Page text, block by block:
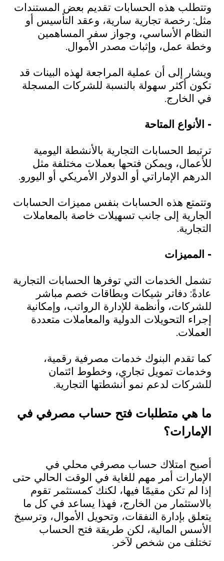
وتتطلب هذه الحسابات تقديم بعض المستندات
مثل: رخصة تجارية سارية، وعقد التأسيس أو
النظام الأساسي، وجواز سفر المساهمين
وخطة عمل، وإثبات مصدر الأموال.
ويشار إلى أن عملية المراجعة لهذه البينات قد
تكون أكثر سهولة بالنسبة للشركات المسجلة
في الخارج.
- الأنواع المتاحة
ترتبط الحسابات التجارية بالأنشطة اليومية
للأعمال، ويمكن فتحها بعملات مختلفة مثل
الدرهم الإماراتي أو الدولار الأمريكي أو اليورو.
وتتمتع هذه الحسابات بنفس مميزات الحسابات
الجارية إلى جانب تسهيلات خاصة بالمعاملات
التجارية.
- المميزات
تشمل الخدمات التي توفرها الحسابات التجارية
عادةً: دفاتر شيكات وبطاقات خصم مباشر
للشركات، وأنظمة للإدارة الرواتب، وإمكانية
إجراء التحويلات الدولية والمعاملات متعددة
العملات.
كما تقدم البنوك خدمات مصرفية رقمية،
وخدمات تمويل تجاري، وخطوط ائتمان
للشركات لدعم نمو أنشطتها التجارية.
ما هي متطلبات فتح حساب مصرفي في
الإمارات؟
أصبح امتلاك حساب مصرفي محلي في
الإمارات أمر مهم للغاية في الوقت الحالي حتى
إذا لم تكن مقيمًا فيها، لكنك كمستثمر تقوم
بالاستثمار من الخارج، فهذا يساعد في كل ما
يتعلق بإدارة النفقات، وتحويل الأموال، وترسيخ
الأسس المالية، لكن طريقة فتح الحساب
تختلف من شخص لآخر.